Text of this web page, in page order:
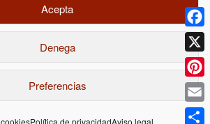
Acepta
Denega
Preferencias
Política de privacidadAviso legal
web porDieres.com
| Lúquez Associats SL | ©
X
Email